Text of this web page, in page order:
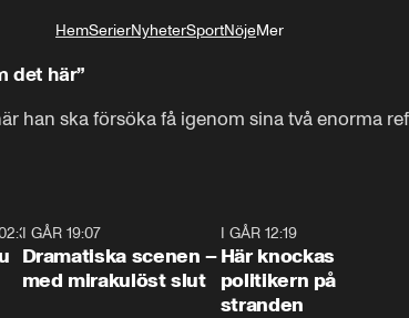
HemSerierNyheterSportNöjeMer
det här”
han ska försöka få igenom sina två enorma
I GÅR 19:07
Dramatiska scenen –
med mirakulöst slut
I GÅR 12:19
Här knockas
politikern på
stranden